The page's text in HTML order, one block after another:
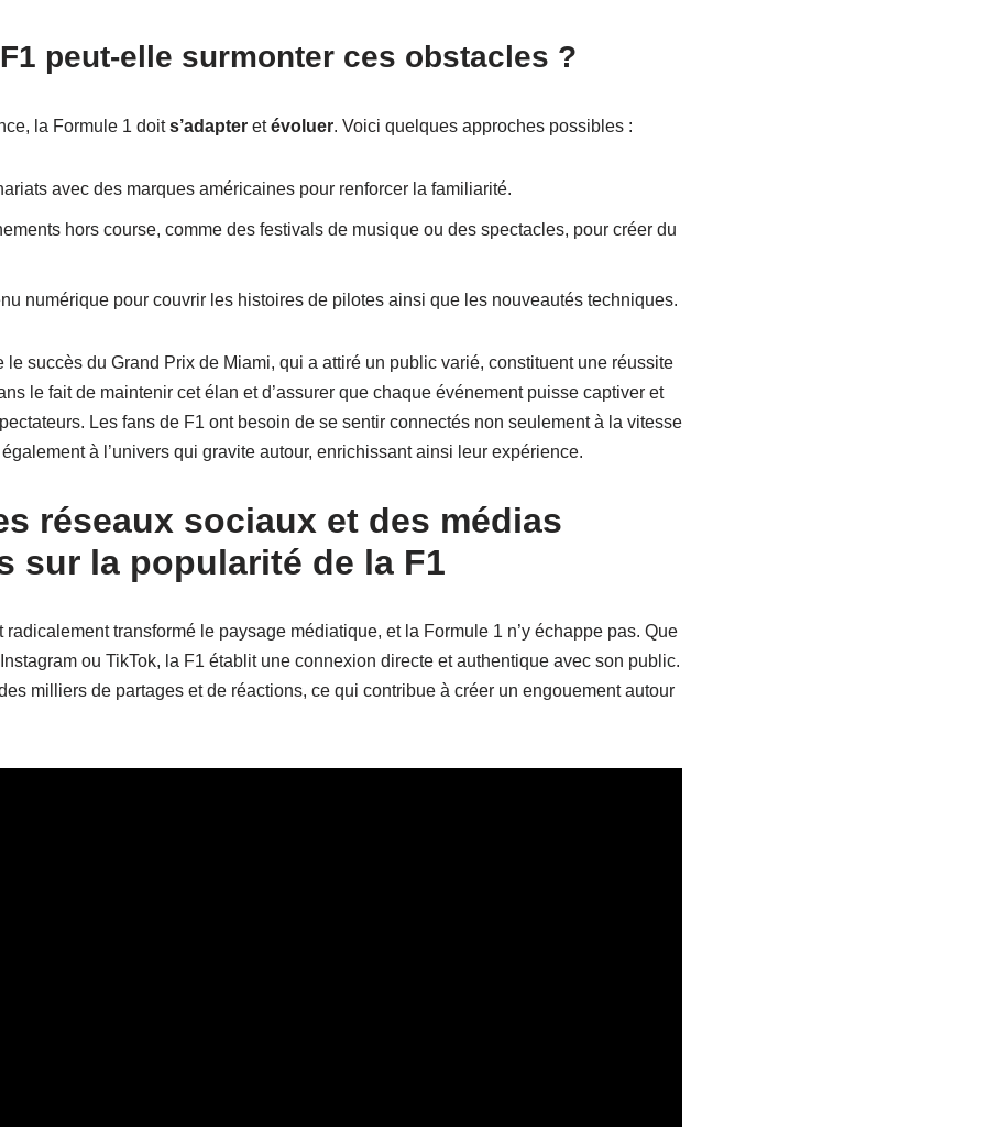
peut-elle surmonter ces obstacles ?
la Formule 1 doits’adapteretévoluer. Voici quelques approches possibles :
avec des marques américaines pour renforcer la familiarité.
hors course, comme des festivals de musique ou des spectacles, pour créer du
numérique pour couvrir les histoires de pilotes ainsi que les nouveautés techniques.
le succès du Grand Prix de Miami, qui a attiré un public varié, constituent une réussite
le fait de maintenir cet élan et d’assurer que chaque événement puisse captiver et
Les fans de F1 ont besoin de se sentir connectés non seulement à la vitesse
à l’univers qui gravite autour, enrichissant ainsi leur expérience.
réseaux sociaux et des médias
sur la popularité de la F1
radicalement transformé le paysage médiatique, et la Formule 1 n’y échappe pas. Que
ou TikTok, la F1 établit une connexion directe et authentique avec son public.
milliers de partages et de réactions, ce qui contribue à créer un engouement autour